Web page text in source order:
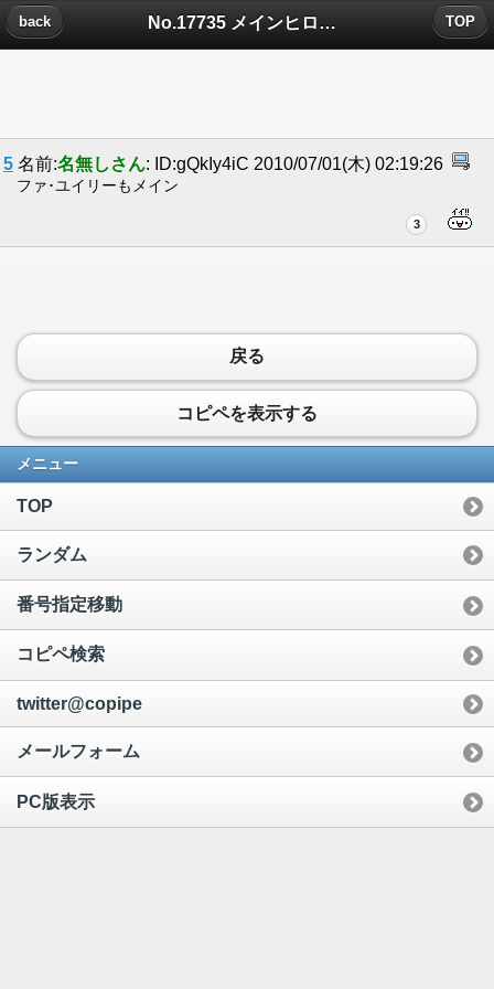
No.17735 メインヒロイン大好き病についたコメント
back TOP
5 名前:名無しさん: ID:gQkIy4iC 2010/07/01(木) 02:19:26
ファ･ユイリーもメイン
3
戻る
コピペを表示する
メニュー
TOP
ランダム
番号指定移動
コピペ検索
twitter@copipe
メールフォーム
PC版表示